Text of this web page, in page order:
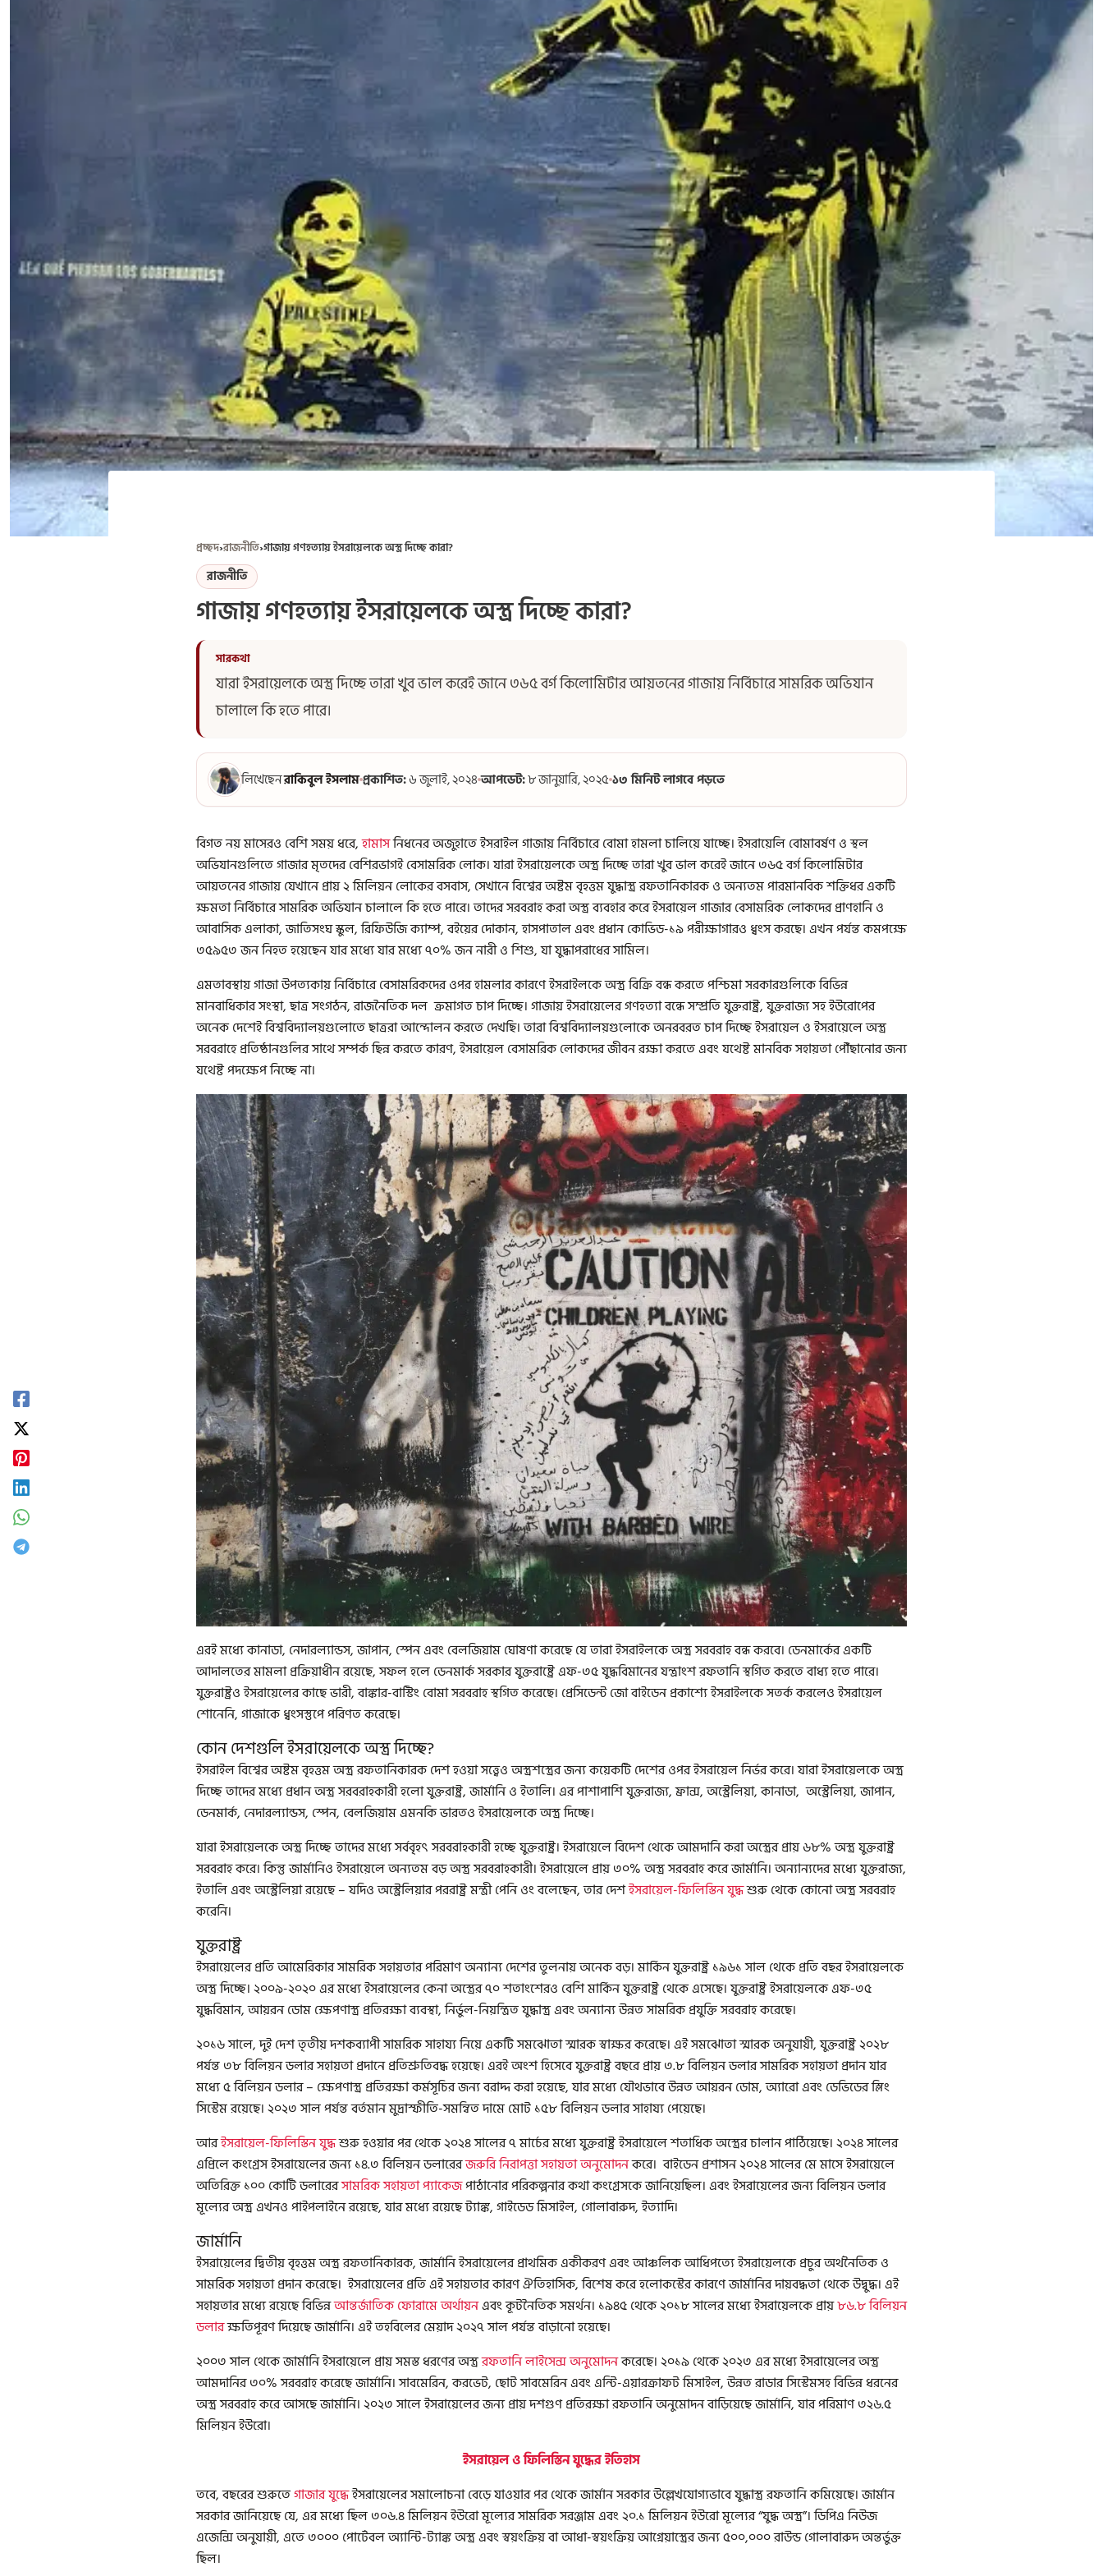
প্রচ্ছদ›রাজনীতি›গাজায় গণহত্যায় ইসরায়েলকে অস্ত্র দিচ্ছে কারা?
রাজনীতি
গাজায় গণহত্যায় ইসরায়েলকে অস্ত্র দিচ্ছে কারা?
যারা ইসরায়েলকে অস্ত্র দিচ্ছে তারা খুব ভাল করেই জানে ৩৬৫ বর্গ কিলোমিটার আয়তনের গাজায় নির্বিচারে সামরিক অভিযান
চালালে কি হতে পারে।
লিখেছেনরাকিবুল ইসলামপ্রকাশিত:৬ জুলাই, ২০২৪আপডেট:৮ জানুয়ারি, ২০২৫১৩ মিনিট লাগবে পড়তে
বিগত নয় মাসেরও বেশি সময় ধরে,হামাসনিধনের অজুহাতে ইসরাইল গাজায় নির্বিচারে বোমা হামলা চালিয়ে যাচ্ছে। ইসরায়েলি বোমাবর্ষণ ও স্থল
অভিযানগুলিতে গাজার মৃতদের বেশিরভাগই বেসামরিক লোক। যারা ইসরায়েলকে অস্ত্র দিচ্ছে তারা খুব ভাল করেই জানে ৩৬৫ বর্গ কিলোমিটার
আয়তনের গাজায় যেখানে প্রায় ২ মিলিয়ন লোকের বসবাস, সেখানে বিশ্বের অষ্টম বৃহত্তম যুদ্ধাস্ত্র রফতানিকারক ও অন্যতম পারমানবিক শক্তিধর একটি
ক্ষমতা নির্বিচারে সামরিক অভিযান চালালে কি হতে পারে। তাদের সরবরাহ করা অস্ত্র ব্যবহার করে ইসরায়েল গাজার বেসামরিক লোকদের প্রাণহানি ও
আবাসিক এলাকা, জাতিসংঘ স্কুল, রিফিউজি ক্যাম্প, বইয়ের দোকান, হাসপাতাল এবং প্রধান কোভিড-১৯ পরীক্ষাগারও ধ্বংস করছে। এখন পর্যন্ত কমপক্ষে
৩৫৯৫৩ জন নিহত হয়েছেন যার মধ্যে যার মধ্যে ৭০% জন নারী ও শিশু, যা যুদ্ধাপরাধের সামিল।
এমতাবস্থায় গাজা উপত্যকায় নির্বিচারে বেসামরিকদের ওপর হামলার কারণে ইসরাইলকে অস্ত্র বিক্রি বন্ধ করতে পশ্চিমা সরকারগুলিকে বিভিন্ন
মানবাধিকার সংস্থা, ছাত্র সংগঠন, রাজনৈতিক দল ক্রমাগত চাপ দিচ্ছে। গাজায় ইসরায়েলের গণহত্যা বন্ধে সম্প্রতি যুক্তরাষ্ট্র, যুক্তরাজ্য সহ ইউরোপের
অনেক দেশেই বিশ্ববিদ্যালয়গুলোতে ছাত্ররা আন্দোলন করতে দেখছি। তারা বিশ্ববিদ্যালয়গুলোকে অনরবরত চাপ দিচ্ছে ইসরায়েল ও ইসরায়েলে অস্ত্র
সরবরাহে প্রতিষ্ঠানগুলির সাথে সম্পর্ক ছিন্ন করতে কারণ, ইসরায়েল বেসামরিক লোকদের জীবন রক্ষা করতে এবং যথেষ্ট মানবিক সহায়তা পৌঁছানোর জন্য
যথেষ্ট পদক্ষেপ নিচ্ছে না।
এরই মধ্যে কানাডা, নেদারল্যান্ডস, জাপান, স্পেন এবং বেলজিয়াম ঘোষণা করেছে যে তারা ইসরাইলকে অস্ত্র সরবরাহ বন্ধ করবে। ডেনমার্কের একটি
আদালতের মামলা প্রক্রিয়াধীন রয়েছে, সফল হলে ডেনমার্ক সরকার যুক্তরাষ্ট্রে এফ-৩৫ যুদ্ধবিমানের যন্ত্রাংশ রফতানি স্থগিত করতে বাধ্য হতে পারে।
যুক্তরাষ্ট্রও ইসরায়েলের কাছে ভারী, বাঙ্কার-বাস্টিং বোমা সরবরাহ স্থগিত করেছে। প্রেসিডেন্ট জো বাইডেন প্রকাশ্যে ইসরাইলকে সতর্ক করলেও ইসরায়েল
শোনেনি, গাজাকে ধ্বংসস্তুপে পরিণত করেছে।
কোন দেশগুলি ইসরায়েলকে অস্ত্র দিচ্ছে?
ইসরাইল বিশ্বের অষ্টম বৃহত্তম অস্ত্র রফতানিকারক দেশ হওয়া সত্ত্বেও অস্ত্রশস্ত্রের জন্য কয়েকটি দেশের ওপর ইসরায়েল নির্ভর করে। যারা ইসরায়েলকে অস্ত্র
দিচ্ছে তাদের মধ্যে প্রধান অস্ত্র সরবরাহকারী হলো যুক্তরাষ্ট্র, জার্মানি ও ইতালি। এর পাশাপাশি যুক্তরাজ্য, ফ্রান্স, অস্ট্রেলিয়া, কানাডা, অস্ট্রেলিয়া, জাপান,
ডেনমার্ক, নেদারল্যান্ডস, স্পেন, বেলজিয়াম এমনকি ভারতও ইসরায়েলকে অস্ত্র দিচ্ছে।
যারা ইসরায়েলকে অস্ত্র দিচ্ছে তাদের মধ্যে সর্ববৃহৎ সরবরাহকারী হচ্ছে যুক্তরাষ্ট্র। ইসরায়েলে বিদেশ থেকে আমদানি করা অস্ত্রের প্রায় ৬৮% অস্ত্র যুক্তরাষ্ট্র
সরবরাহ করে। কিন্তু জার্মানিও ইসরায়েলে অন্যতম বড় অস্ত্র সরবরাহকারী। ইসরায়েলে প্রায় ৩০% অস্ত্র সরবরাহ করে জার্মানি। অন্যান্যদের মধ্যে যুক্তরাজ্য,
ইতালি এবং অস্ট্রেলিয়া রয়েছে – যদিও অস্ট্রেলিয়ার পররাষ্ট্র মন্ত্রী পেনি ওং বলেছেন, তার দেশইসরায়েল-ফিলিস্তিনযুদ্ধশুরু থেকে কোনো অস্ত্র সরবরাহ
করেনি।
যুক্তরাষ্ট্র
ইসরায়েলের প্রতি আমেরিকার সামরিক সহায়তার পরিমাণ অন্যান্য দেশের তুলনায় অনেক বড়। মার্কিন যুক্তরাষ্ট্র ১৯৬১ সাল থেকে প্রতি বছর ইসরায়েলকে
অস্ত্র দিচ্ছে। ২০০৯-২০২০ এর মধ্যে ইসরায়েলের কেনা অস্ত্রের ৭০ শতাংশেরও বেশি মার্কিন যুক্তরাষ্ট্র থেকে এসেছে। যুক্তরাষ্ট্র ইসরায়েলকে এফ-৩৫
যুদ্ধবিমান, আয়রন ডোম ক্ষেপণাস্ত্র প্রতিরক্ষা ব্যবস্থা, নির্ভুল-নিয়ন্ত্রিত যুদ্ধাস্ত্র এবং অন্যান্য উন্নত সামরিক প্রযুক্তি সরবরাহ করেছে।
২০১৬ সালে, দুই দেশ তৃতীয় দশকব্যাপী সামরিক সাহায্য নিয়ে একটি সমঝোতা স্মারক স্বাক্ষর করেছে। এই সমঝোতা স্মারক অনুযায়ী, যুক্তরাষ্ট্র ২০২৮
পর্যন্ত ৩৮ বিলিয়ন ডলার সহায়তা প্রদানে প্রতিশ্রুতিবদ্ধ হয়েছে। এরই অংশ হিসেবে যুক্তরাষ্ট্র বছরে প্রায় ৩.৮ বিলিয়ন ডলার সামরিক সহায়তা প্রদান যার
মধ্যে ৫ বিলিয়ন ডলার – ক্ষেপণাস্ত্র প্রতিরক্ষা কর্মসূচির জন্য বরাদ্দ করা হয়েছে, যার মধ্যে যৌথভাবে উন্নত আয়রন ডোম, অ্যারো এবং ডেভিডের স্লিং
সিস্টেম রয়েছে। ২০২৩ সাল পর্যন্ত বর্তমান মুদ্রাস্ফীতি-সমন্বিত দামে মোট ১৫৮ বিলিয়ন ডলার সাহায্য পেয়েছে।
আরইসরায়েল-ফিলিস্তিনযুদ্ধশুরু হওয়ার পর থেকে ২০২৪ সালের ৭ মার্চের মধ্যে যুক্তরাষ্ট্র ইসরায়েলে শতাধিক অস্ত্রের চালান পাঠিয়েছে। ২০২৪ সালের
এপ্রিলে কংগ্রেস ইসরায়েলের জন্য ১৪.৩ বিলিয়ন ডলারেরজরুরি নিরাপত্তা সহায়তা অনুমোদনকরে। বাইডেন প্রশাসন ২০২৪ সালের মে মাসে ইসরায়েলে
অতিরিক্ত ১০০ কোটি ডলারেরসামরিক সহায়তা প্যাকেজপাঠানোর পরিকল্পনার কথা কংগ্রেসকে জানিয়েছিল। এবং ইসরায়েলের জন্য বিলিয়ন ডলার
মূল্যের অস্ত্র এখনও পাইপলাইনে রয়েছে, যার মধ্যে রয়েছে ট্যাঙ্ক, গাইডেড মিসাইল, গোলাবারুদ, ইত্যাদি।
জার্মানি
ইসরায়েলের দ্বিতীয় বৃহত্তম অস্ত্র রফতানিকারক, জার্মানি ইসরায়েলের প্রাথমিক একীকরণ এবং আঞ্চলিক আধিপত্যে ইসরায়েলকে প্রচুর অর্থনৈতিক ও
সামরিক সহায়তা প্রদান করেছে। ইসরায়েলের প্রতি এই সহায়তার কারণ ঐতিহাসিক, বিশেষ করে হলোকস্টের কারণে জার্মানির দায়বদ্ধতা থেকে উদ্বুদ্ধ। এই
সহায়তার মধ্যে রয়েছে বিভিন্নআন্তর্জাতিক ফোরামে অর্থায়নএবং কূটনৈতিক সমর্থন। ১৯৪৫ থেকে ২০১৮ সালের মধ্যে ইসরায়েলকে প্রায়৮৬.৮ বিলিয়ন
ডলারক্ষতিপূরণ দিয়েছে জার্মানি। এই তহবিলের মেয়াদ ২০২৭ সাল পর্যন্ত বাড়ানো হয়েছে।
২০০৩ সাল থেকে জার্মানি ইসরায়েলে প্রায় সমস্ত ধরণের অস্ত্ররফতানি লাইসেন্স অনুমোদনকরেছে। ২০১৯ থেকে ২০২৩ এর মধ্যে ইসরায়েলের অস্ত্র
আমদানির ৩০% সরবরাহ করেছে জার্মানি। সাবমেরিন, করভেট, ছোট সাবমেরিন এবং এন্টি-এয়ারক্রাফট মিসাইল, উন্নত রাডার সিস্টেমসহ বিভিন্ন ধরনের
অস্ত্র সরবরাহ করে আসছে জার্মানি। ২০২৩ সালে ইসরায়েলের জন্য প্রায় দশগুণ প্রতিরক্ষা রফতানি অনুমোদন বাড়িয়েছে জার্মানি, যার পরিমাণ ৩২৬.৫
মিলিয়ন ইউরো।
ইসরায়েল ও ফিলিস্তিন যুদ্ধের ইতিহাস
তবে, বছরের শুরুতেগাজার যুদ্ধেইসরায়েলের সমালোচনা বেড়ে যাওয়ার পর থেকে জার্মান সরকার উল্লেখযোগ্যভাবে যুদ্ধাস্ত্র রফতানি কমিয়েছে। জার্মান
সরকার জানিয়েছে যে, এর মধ্যে ছিল ৩০৬.৪ মিলিয়ন ইউরো মূল্যের সামরিক সরঞ্জাম এবং ২০.১ মিলিয়ন ইউরো মূল্যের “যুদ্ধ অস্ত্র”। ডিপিএ নিউজ
এজেন্সি অনুযায়ী, এতে ৩০০০ পোর্টেবল অ্যান্টি-ট্যাঙ্ক অস্ত্র এবং স্বয়ংক্রিয় বা আধা-স্বয়ংক্রিয় আগ্নেয়াস্ত্রের জন্য ৫০০,০০০ রাউন্ড গোলাবারুদ অন্তর্ভুক্ত
ছিল।